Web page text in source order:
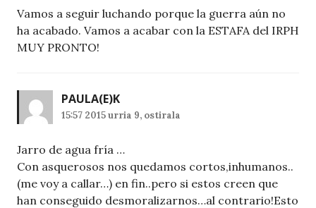
Vamos a seguir luchando porque la guerra aún no
ha acabado. Vamos a acabar con la ESTAFA del IRPH
MUY PRONTO!
PAULA(E)K
15:57 2015 urria 9, ostirala
Jarro de agua fría …
Con asquerosos nos quedamos cortos,inhumanos..
(me voy a callar…) en fin..pero si estos creen que
han conseguido desmoralizarnos…al contrario!Esto